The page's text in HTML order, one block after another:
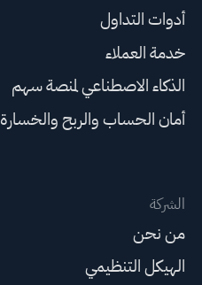
أدوات التداول
خدمة العملاء
الذكاء الاصطناعي لمنصة سهم
أمان الحساب والربح والخسارة
الشركة
من نحن
الهيكل التنظيمي